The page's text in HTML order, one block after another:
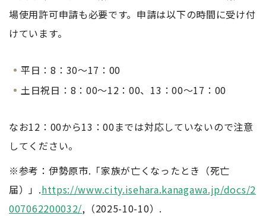
場使用許可申請も必要です。申請は以下の時間に受け付
けています。
平日：8：30～17：00
土日祝日：8：00～12：00、13：00～17：00
なお12：00から13：00までは対応していないので注意
してください。
※参考：伊勢原市.「家族が亡くなったとき（死亡
届）」.https://www.city.isehara.kanagawa.jp/docs/2
007062200032/,（2025-10-10）.